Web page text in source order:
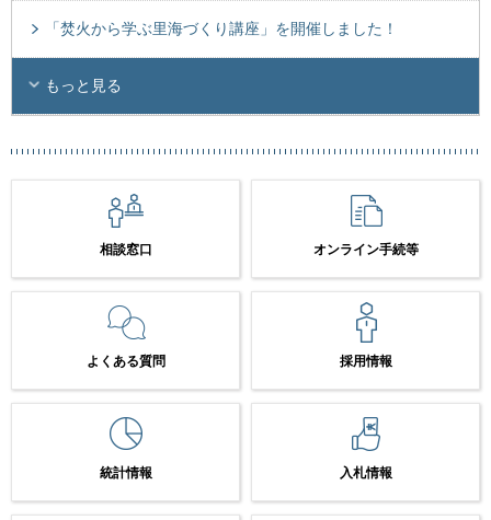
「焚火から学ぶ里海づくり講座」を開催しました！
もっと見る
相談窓口 オンライン手続等
よくある質問 採用情報
統計情報 入札情報